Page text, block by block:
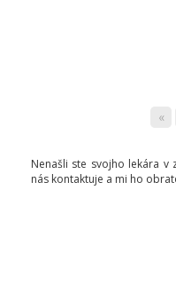
«
Nenašli ste svojho lekára v
nás kontaktuje a mi ho